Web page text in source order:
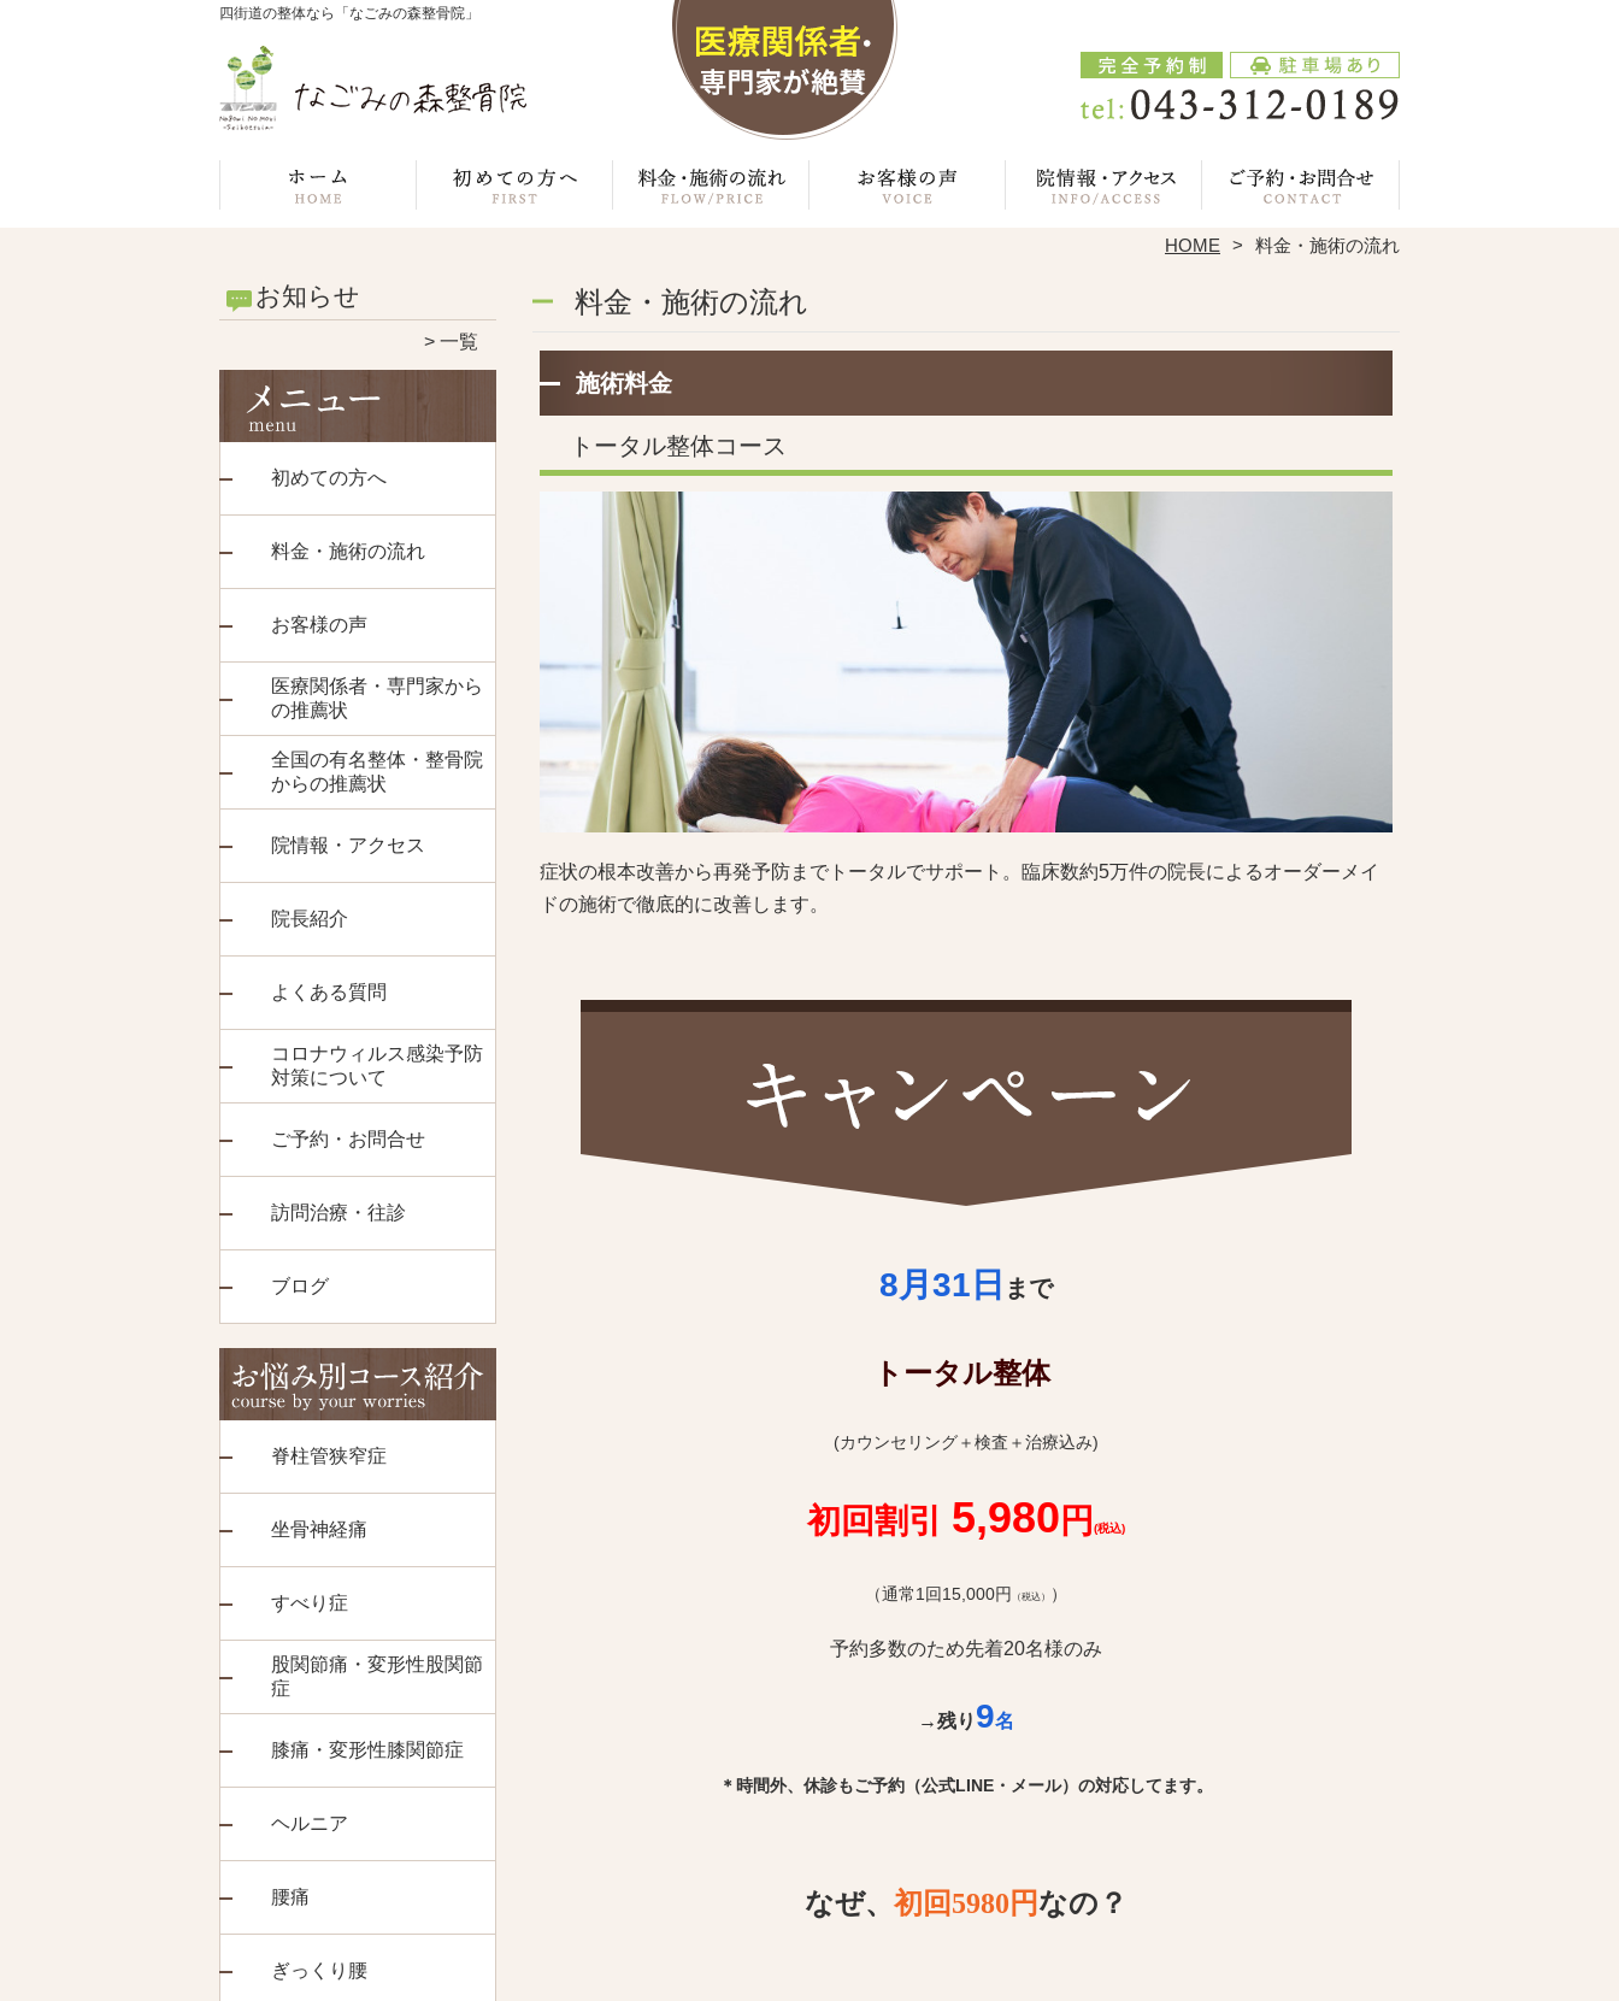
四街道の整体なら「なごみの森整骨院」
HOME 料金・施術の流れ
お知らせ
一覧
初めての方へ
料金・施術の流れ
お客様の声
医療関係者・専門家から
の推薦状
全国の有名整体・整骨院
からの推薦状
院情報・アクセス
院長紹介
よくある質問
コロナウィルス感染予防
対策について
ご予約・お問合せ
訪問治療・往診
ブログ
脊柱管狭窄症
坐骨神経痛
すべり症
股関節痛・変形性股関節
症
膝痛・変形性膝関節症
ヘルニア
腰痛
ぎっくり腰
料金・施術の流れ
施術料金
トータル整体コース
症状の根本改善から再発予防までトータルでサポート。臨床数約5万件の院長によるオーダーメイ
ドの施術で徹底的に改善します。
8月31日 まで
トータル整体
(カウンセリング＋検査＋治療込み)
初回割引 5,980 円 (税込)
（通常1回15,000円 （税込） ）
予約多数のため先着20名様のみ
→残り 9名
＊時間外、休診もご予約（公式LINE・メール）の対応してます。
なぜ、 初回5980円なの？